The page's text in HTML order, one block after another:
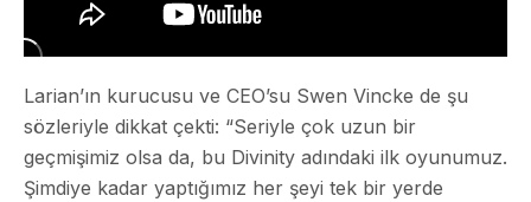
Larian’ın kurucusu ve CEO’su Swen Vincke de şu
sözleriyle dikkat çekti: “Seriyle çok uzun bir
geçmişimiz olsa da, bu Divinity adındaki ilk oyunumuz.
Şimdiye kadar yaptığımız her şeyi tek bir yerde